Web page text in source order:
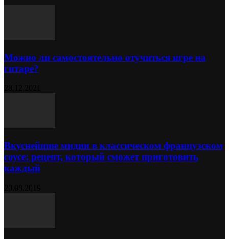
Можно ли самостоятельно отучиться игре на
гитаре?
Вкуснейшие мидии в классическом французском
соусе: рецепт, который сможет приготовить
каждый